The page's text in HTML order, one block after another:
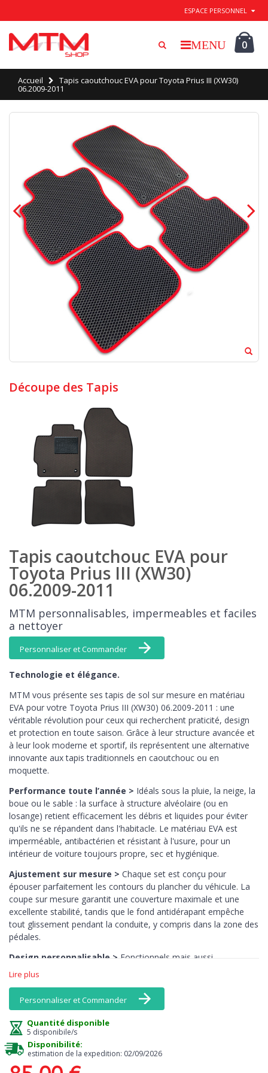
ESPACE PERSONNEL
0
Accueil Tapis caoutchouc EVA pour Toyota Prius III (XW30)
06.2009-2011
Découpe des Tapis
Tapis caoutchouc EVA pour
Toyota Prius III (XW30)
06.2009-2011
MTM personnalisables, impermeables et faciles
a nettoyer
Personnaliser et Commander
Technologie et élégance.
MTM vous présente ses tapis de sol sur mesure en matériau
EVA pour votre Toyota Prius III (XW30) 06.2009-2011 : une
véritable révolution pour ceux qui recherchent praticité, design
et protection en toute saison. Grâce à leur structure avancée et
à leur look moderne et sportif, ils représentent une alternative
innovante aux tapis traditionnels en caoutchouc ou en
moquette.
Performance toute l’année > Idéals sous la pluie, la neige, la
boue ou le sable : la surface à structure alvéolaire (ou en
losange) retient efficacement les débris et liquides pour éviter
qu'ils ne se répandent dans l'habitacle. Le matériau EVA est
imperméable, antibactérien et résistant à l'usure, pour un
intérieur de voiture toujours propre, sec et hygiénique.
Ajustement sur mesure > Chaque set est conçu pour
épouser parfaitement les contours du plancher du véhicule. La
coupe sur mesure garantit une couverture maximale et une
excellente stabilité, tandis que le fond antidérapant empêche
tout glissement pendant la conduite, y compris dans la zone des
pédales.
Design personnalisable > Fonctionnels mais aussi
esthétiques : les tapis EVA MTM sont disponibles dans une large
gamme de couleurs, y compris des tons vifs comme le jaune, le
rose ou l’orange — des teintes rarement disponibles en
moquette. Associez bordures et surface pour créer un intérieur
vraiment unique.
Entretien facile >
les secouer ou de les rincer à l’eau. Ils ne retiennent pas les
odeurs, sèchent rapidement et conservent leur aspect d’origine
Lire plus
Personnaliser et Commander
Quantité disponible
5 disponibile/s
Disponibilité:
estimation de la expedition: 02/09/2026